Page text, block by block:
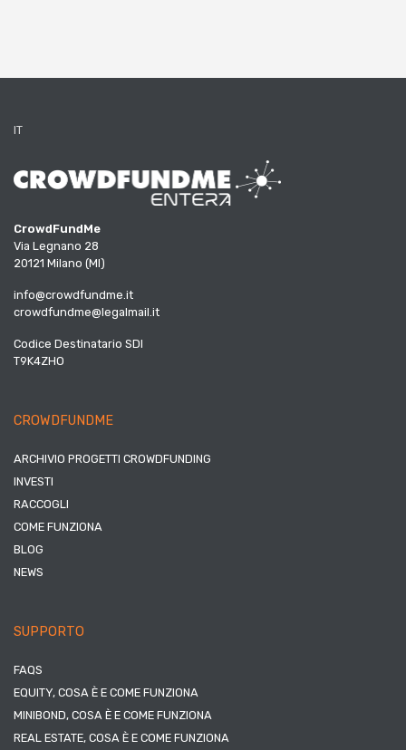
IT
CrowdFundMe
Via Legnano 28
20121 Milano (MI)
info@crowdfundme.it
crowdfundme@legalmail.it
Codice Destinatario SDI
T9K4ZHO
CROWDFUNDME
ARCHIVIO PROGETTI CROWDFUNDING
INVESTI
RACCOGLI
COME FUNZIONA
BLOG
NEWS
SUPPORTO
FAQS
EQUITY, COSA È E COME FUNZIONA
MINIBOND, COSA È E COME FUNZIONA
REAL ESTATE, COSA È E COME FUNZIONA